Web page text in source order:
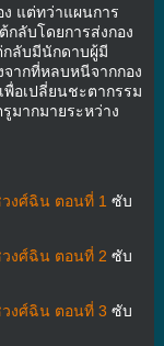
ง แต่ทว่าแผนการ
กลับโดยการส่งกอง
กลับมีนักดาบผู้มี
จากที่หลบหนีจากกอง
พื่อเปลี่ยนชะตากรรม
มากมายระหว่าง
วงศ์ฉิน ตอนที่ 1 ซับ
วงศ์ฉิน ตอนที่ 2 ซับ
วงศ์ฉิน ตอนที่ 3 ซับ